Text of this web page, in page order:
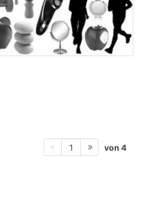
1 von 4